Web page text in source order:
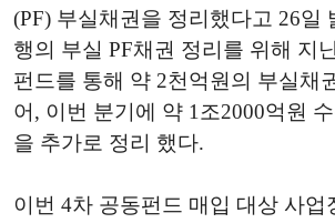
(PF) 부실채권을 정리했다고 26일
행의 부실 PF채권 정리를 위해 지
펀드를 통해 약 2천억원의 부실채
어, 이번 분기에 약 1조2000억원
을 추가로 정리 했다.
이번 4차 공동펀드 매입 대상 사업